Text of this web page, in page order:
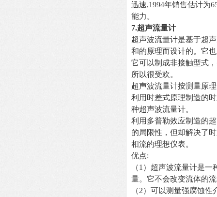
迅速,1994年销售估计为
能力。
7.超声流量计
超声波流量计是基于超
和的原理而设计的。它
它可以制成非接触型式
所以很受欢。
超声波流量计按测量原
利用时差式原理制造的
种超声波流量计。
利用多普勒效应制造的
的局限性，但却解决了
相流的理想仪表。
优点:
（1）超声波流量计是
量。它不会改变流体的
（2）可以测量强腐蚀